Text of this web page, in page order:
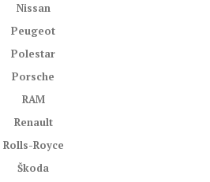
Nissan
Peugeot
Polestar
Porsche
RAM
Renault
Rolls-Royce
Škoda